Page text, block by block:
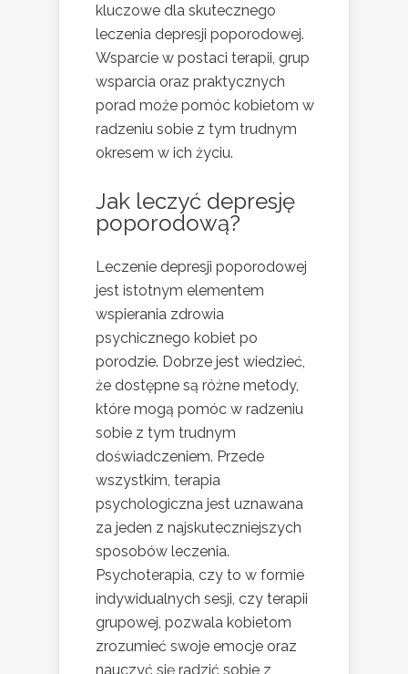
kluczowe dla skutecznego
leczenia depresji poporodowej.
Wsparcie w postaci terapii, grup
wsparcia oraz praktycznych
porad może pomóc kobietom w
radzeniu sobie z tym trudnym
okresem w ich życiu.
Jak leczyć depresję
poporodową?
Leczenie depresji poporodowej
jest istotnym elementem
wspierania zdrowia
psychicznego kobiet po
porodzie. Dobrze jest wiedzieć,
że dostępne są różne metody,
które mogą pomóc w radzeniu
sobie z tym trudnym
doświadczeniem. Przede
wszystkim, terapia
psychologiczna jest uznawana
za jeden z najskuteczniejszych
sposobów leczenia.
Psychoterapia, czy to w formie
indywidualnych sesji, czy terapii
grupowej, pozwala kobietom
zrozumieć swoje emocje oraz
nauczyć się radzić sobie z